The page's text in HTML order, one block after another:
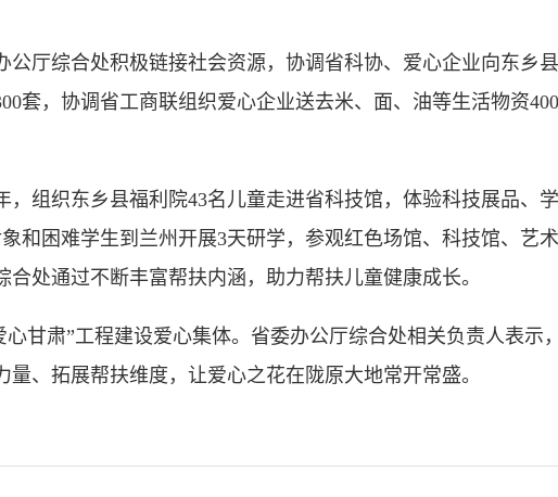
厅综合处积极链接社会资源，协调省科协、爱心企业向东乡
套，协调省工商联组织爱心企业送去米、面、油等生活物资
组织东乡县福利院43名儿童走进省科技馆，体验科技展品、
和困难学生到兰州开展3天研学，参观红色场馆、科技馆、艺
处通过不断丰富帮扶内涵，助力帮扶儿童健康成长。
肃”工程建设爱心集体。省委办公厅综合处相关负责人表示
、拓展帮扶维度，让爱心之花在陇原大地常开常盛。